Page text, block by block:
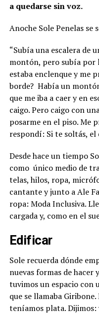
a quedarse sin voz.
Anoche Sole Penelas se
“Subía una escalera de
montón, pero subía por
estaba enclenque y me
borde? Había un
que me iba a caer y en
caigo. Pero caigo con
posarme en el piso. Me
respondí: Si te soltás, el
Desde hace un tiempo
como único medio de
telas, hilos, ropa,
cantante y junto a Ale
ropa: Moda Inclusiva.
cargada y, como en el
Edificar
Sole recuerda dónde
nuevas formas de hacer
tuvimos un espacio con
que se llamaba
teníamos plata. Dijimos: